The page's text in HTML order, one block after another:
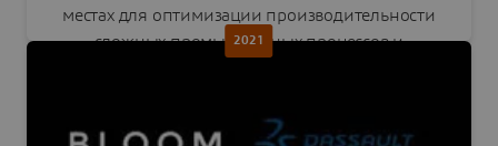
местах для оптимизации производительности
сложных промышленных процессов и
2021